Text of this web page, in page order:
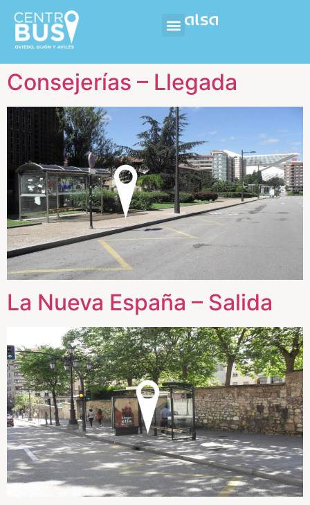
Consejerías – Llegada
La Nueva España – Salida